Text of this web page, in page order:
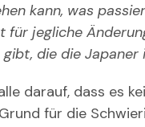
kann, was
für jegliche
die die Japaner
darauf, dass es
für die